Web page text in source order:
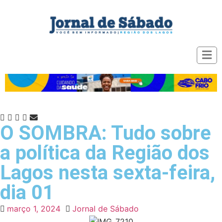
O SOMBRA: Tudo sobre
a política da Região dos
Lagos nesta sexta-feira,
dia 01
março 1, 2024 Jornal de Sábado